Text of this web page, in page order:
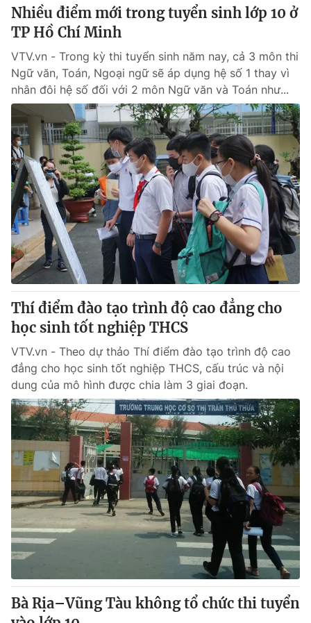
Nhiều điểm mới trong tuyển sinh lớp 10 ở
TP Hồ Chí Minh
VTV.vn - Trong kỳ thi tuyển sinh năm nay, cả 3 môn thi
Ngữ văn, Toán, Ngoại ngữ sẽ áp dụng hệ số 1 thay vì
nhân đôi hệ số đối với 2 môn Ngữ văn và Toán như...
Thí điểm đào tạo trình độ cao đẳng cho
học sinh tốt nghiệp THCS
VTV.vn - Theo dự thảo Thí điểm đào tạo trình độ cao
đẳng cho học sinh tốt nghiệp THCS, cấu trúc và nội
dung của mô hình được chia làm 3 giai đoạn.
Bà Rịa–Vũng Tàu không tổ chức thi tuyển